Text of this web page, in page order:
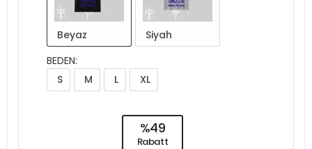
Beyaz
Siyah
BEDEN:
S
M L XL
%49
Rabatt